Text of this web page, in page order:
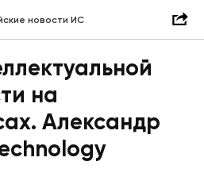
новости ИС
на
Александр